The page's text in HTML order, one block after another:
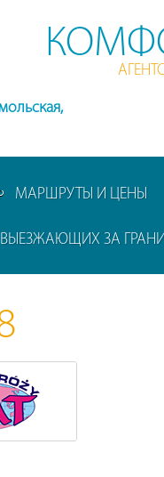
МАРШРУТЫ И ЦЕНЫ
ЗА